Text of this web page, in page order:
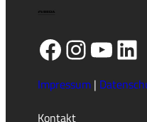
Facebook
Impressum|
Kontakt